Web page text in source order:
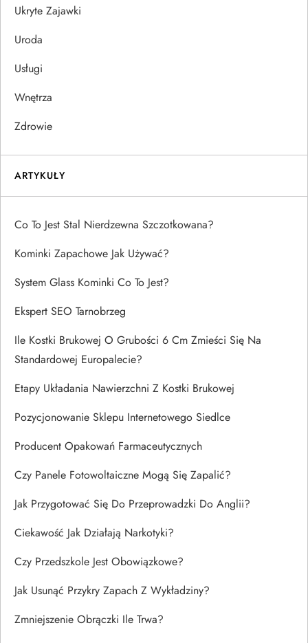
Ukryte Zajawki
Uroda
Usługi
Wnętrza
Zdrowie
ARTYKUŁY
Co To Jest Stal Nierdzewna Szczotkowana?
Kominki Zapachowe Jak Używać?
System Glass Kominki Co To Jest?
Ekspert SEO Tarnobrzeg
Ile Kostki Brukowej O Grubości 6 Cm Zmieści Się Na
Standardowej Europalecie?
Etapy Układania Nawierzchni Z Kostki Brukowej
Pozycjonowanie Sklepu Internetowego Siedlce
Producent Opakowań Farmaceutycznych
Czy Panele Fotowoltaiczne Mogą Się Zapalić?
Jak Przygotować Się Do Przeprowadzki Do Anglii?
Ciekawość Jak Działają Narkotyki?
Czy Przedszkole Jest Obowiązkowe?
Jak Usunąć Przykry Zapach Z Wykładziny?
Zmniejszenie Obrączki Ile Trwa?